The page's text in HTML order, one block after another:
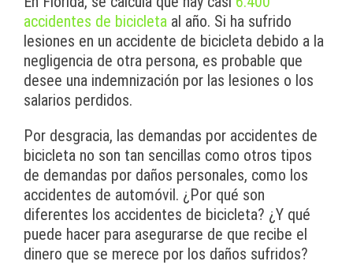
accidentes de bicicleta al año. Si ha sufrido
lesiones en un accidente de bicicleta debido a la
negligencia de otra persona, es probable que
desee una indemnización por las lesiones o los
salarios perdidos.
Por desgracia, las demandas por accidentes de
bicicleta no son tan sencillas como otros tipos
de demandas por daños personales, como los
accidentes de automóvil. ¿Por qué son
diferentes los accidentes de bicicleta? ¿Y qué
puede hacer para asegurarse de que recibe el
dinero que se merece por los daños sufridos?